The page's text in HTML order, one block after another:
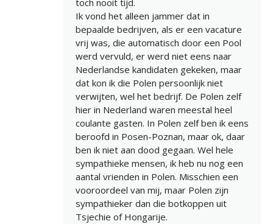
toch nooit tijd.
Ik vond het alleen jammer dat in
bepaalde bedrijven, als er een vacature
vrij was, die automatisch door een Pool
werd vervuld, er werd niet eens naar
Nederlandse kandidaten gekeken, maar
dat kon ik die Polen persoonlijk niet
verwijten, wel het bedrijf. De Polen zelf
hier in Nederland waren meestal heel
coulante gasten. In Polen zelf ben ik eens
beroofd in Posen-Poznan, maar ok, daar
ben ik niet aan dood gegaan. Wel hele
sympathieke mensen, ik heb nu nog een
aantal vrienden in Polen. Misschien een
vooroordeel van mij, maar Polen zijn
sympathieker dan die botkoppen uit
Tsjechie of Hongarije.